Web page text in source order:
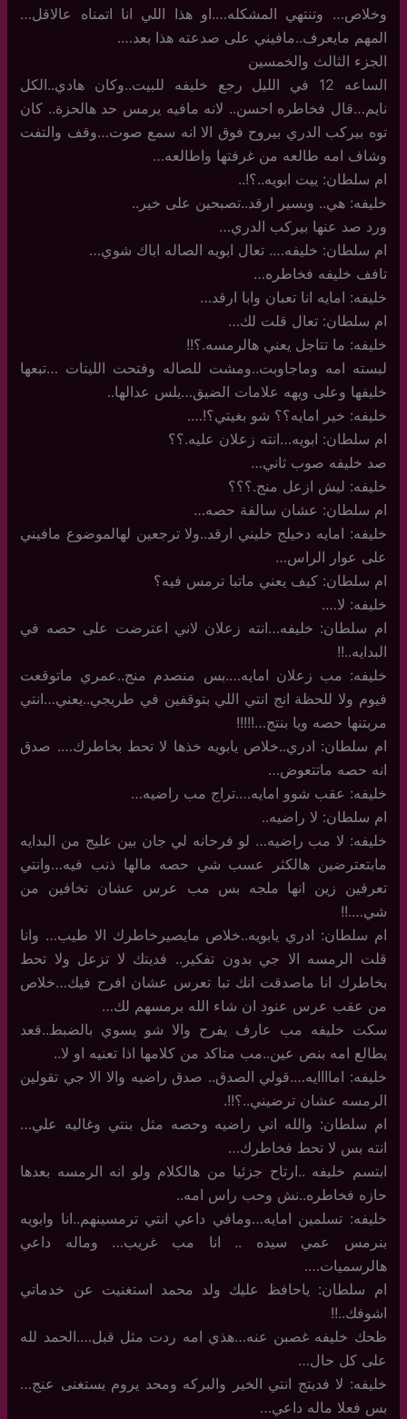
وخلاص… وتنتهي المشكله….او هذا اللي انا اتمناه عالاقل…
المهم مايعرف..مافيني على صدعته هذا بعد….
الجزء الثالث والخمسين
الساعه 12 في الليل رجع خليفه للبيت..وكان هادي..الكل
نايم…قال فخاطره احسن.. لانه مافيه يرمس حد هالحزة.. كان
توه بيركب الدري بيروح فوق الا انه سمع صوت…وقف والتفت
وشاف امه طالعه من غرفتها واطالعه…
ام سلطان: ييت ابويه..؟!..
خليفه: هي.. وبسير ارقد..تصبحين على خير..
ورد صد عنها بيركب الدري…
ام سلطان: خليفه…. تعال ابويه الصاله اباك شوي…
تافف خليفه فخاطره…
خليفه: امايه انا تعبان وابا ارقد…
ام سلطان: تعال قلت لك…
خليفه: ما تتاجل يعني هالرمسه.؟!!
لبسته امه وماجاوبت..ومشت للصاله وفتحت الليتات …تبعها
خليفها وعلى ويهه علامات الضيق…يلس عدالها..
خليفه: خير امايه؟؟ شو بغيتي؟!….
ام سلطان: ابويه…انته زعلان عليه.؟؟
صد خليفه صوب ثاني…
خليفه: ليش ازعل منج.؟؟؟
ام سلطان: عشان سالفة حصه…
خليفه: امايه دخيلج خليني ارقد..ولا ترجعين لهالموضوع مافيني
على عوار الراس…
ام سلطان: كيف يعني ماتبا ترمس فيه؟
خليفه: لا….
ام سلطان: خليفه…انته زعلان لاني اعترضت على حصه في
البدايه..!!
خليفه: مب زعلان امايه….بس منصدم منج..عمري ماتوقعت
فيوم ولا للحظة انج انتي اللي بتوقفين في طريجي..يعني…انتي
مربتنها حصه ويا بنتج…!!!!!
ام سلطان: ادري..خلاص يابويه خذها لا تحط بخاطرك…. صدق
انه حصه ماتتعوض…
خليفه: عقب شوو امايه….تراج مب راضيه…
ام سلطان: لا راضيه..
خليفه: لا مب راضيه… لو فرحانه لي جان بين عليج من البدايه
مابتعترضين هالكثر عسب شي حصه مالها ذنب فيه…وانتي
تعرفين زين انها ملجه بس مب عرس عشان تخافين من
شي….!!
ام سلطان: ادري يابويه..خلاص مايصيرخاطرك الا طيب… وانا
قلت الرمسه الا جي بدون تفكير.. فديتك لا تزعل ولا تحط
بخاطرك انا ماصدقت انك تبا تعرس عشان افرح فيك…خلاص
من عقب عرس عنود ان شاء الله برمسهم لك…
سكت خليفه مب عارف يفرح والا شو يسوي بالضبط..قعد
يطالع امه بنص عين..مب متاكد من كلامها اذا تعنيه او لا..
خليفه: اماااايه….قولي الصدق.. صدق راضيه والا الا جي تقولين
الرمسه عشان ترضيني..؟!!.
ام سلطان: والله اني راضيه وحصه مثل بنتي وغاليه علي…
انته بس لا تحط فخاطرك…
ابتسم خليفه ..ارتاح جزئيا من هالكلام ولو انه الرمسه بعدها
حازه فخاطره..نش وحب راس امه..
خليفه: تسلمين امايه…ومافي داعي انتي ترمسينهم..انا وابويه
بنرمس عمي سيده .. انا مب غريب… وماله داعي
هالرسميات….
ام سلطان: ياحافظ عليك ولد محمد استغنيت عن خدماتي
اشوفك..!!
ظحك خليفه غصبن عنه…هذي امه ردت مثل قبل….الحمد لله
على كل حال…
خليفه: لا فديتج انتي الخير والبركه ومحد يروم يستغنى عنج…
بس فعلا ماله داعي…